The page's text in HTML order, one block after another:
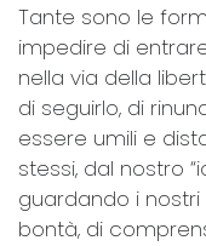
Tante sono le
impedire di
nella via della
di seguirlo, di
essere umili e
stessi, dal nostro
guardando i
bontà, di